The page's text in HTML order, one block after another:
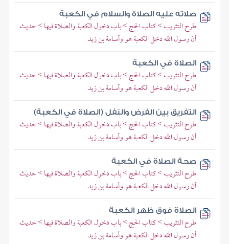
صلاته عليه الصلاة والسلام في الكعبة
طرح التثريب > كتاب الحج > باب دخول الكعبة والصلاة فيها > حديث
أن رسول الله دخل الكعبة هو وأسامة بن زيد
الصلاة في الكعبة
طرح التثريب > كتاب الحج > باب دخول الكعبة والصلاة فيها > حديث
أن رسول الله دخل الكعبة هو وأسامة بن زيد
التفريق بين الفرض والنفل (الصلاة في الكعبة)
طرح التثريب > كتاب الحج > باب دخول الكعبة والصلاة فيها > حديث
أن رسول الله دخل الكعبة هو وأسامة بن زيد
صحة الصلاة في الكعبة
طرح التثريب > كتاب الحج > باب دخول الكعبة والصلاة فيها > حديث
أن رسول الله دخل الكعبة هو وأسامة بن زيد
الصلاة فوق ظهر الكعبة
طرح التثريب > كتاب الحج > باب دخول الكعبة والصلاة فيها > حديث
أن رسول الله دخل الكعبة هو وأسامة بن زيد